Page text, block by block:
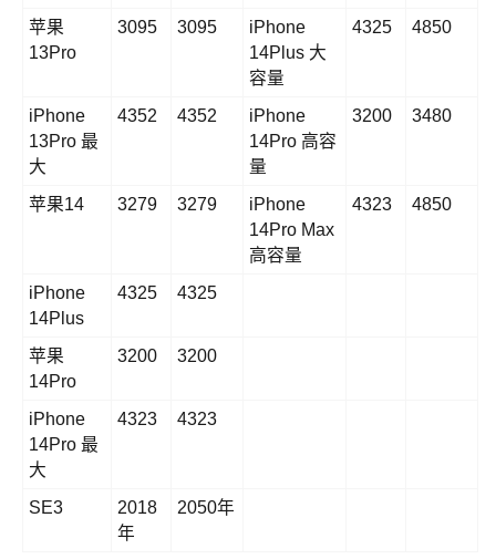
苹果
13Pro
3095 3095
iPhone
14Plus 大
容量
4325 4850
iPhone
13Pro 最
大
4352 4352
iPhone
14Pro 高容
量
3200 3480
苹果14 3279 3279
iPhone
14Pro Max
高容量
4323 4850
iPhone
14Plus
4325 4325
苹果
14Pro
3200 3200
iPhone
14Pro 最
大
4323 4323
SE3
2018
年
2050年